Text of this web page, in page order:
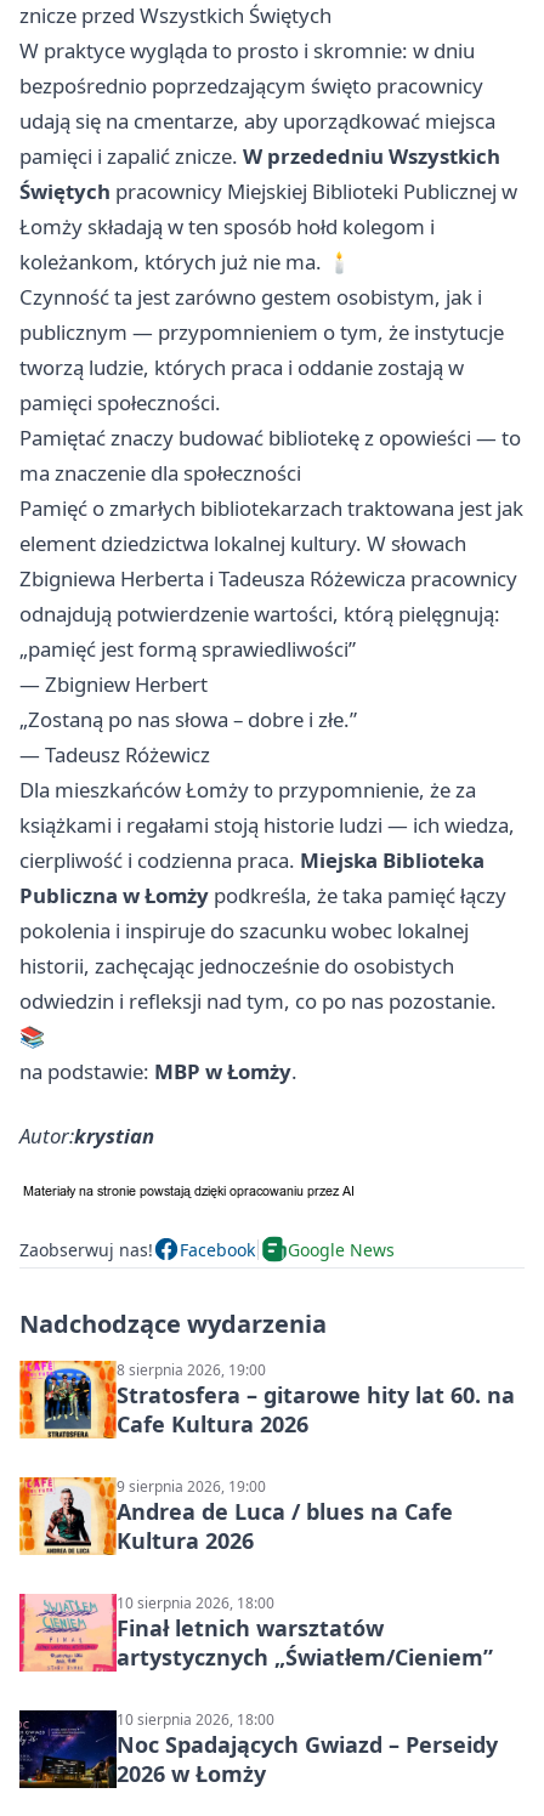
znicze przed Wszystkich Świętych
W praktyce wygląda to prosto i skromnie: w dniu
bezpośrednio poprzedzającym święto pracownicy
udają się na cmentarze, aby uporządkować miejsca
pamięci i zapalić znicze. W przededniu Wszystkich
Świętych pracownicy Miejskiej Biblioteki Publicznej w
Łomży składają w ten sposób hołd kolegom i
koleżankom, których już nie ma. 🕯️
Czynność ta jest zarówno gestem osobistym, jak i
publicznym — przypomnieniem o tym, że instytucje
tworzą ludzie, których praca i oddanie zostają w
pamięci społeczności.
Pamiętać znaczy budować bibliotekę z opowieści — to
ma znaczenie dla społeczności
Pamięć o zmarłych bibliotekarzach traktowana jest jak
element dziedzictwa lokalnej kultury. W słowach
Zbigniewa Herberta i Tadeusza Różewicza pracownicy
odnajdują potwierdzenie wartości, którą pielęgnują:
„pamięć jest formą sprawiedliwości”
— Zbigniew Herbert
„Zostaną po nas słowa – dobre i złe.”
— Tadeusz Różewicz
Dla mieszkańców Łomży to przypomnienie, że za
książkami i regałami stoją historie ludzi — ich wiedza,
cierpliwość i codzienna praca. Miejska Biblioteka
Publiczna w Łomży podkreśla, że taka pamięć łączy
pokolenia i inspiruje do szacunku wobec lokalnej
historii, zachęcając jednocześnie do osobistych
odwiedzin i refleksji nad tym, co po nas pozostanie.
📚
na podstawie: MBP w Łomży.
Autor:krystian
Zaobserwuj nas! Facebook Google News
Nadchodzące wydarzenia
8 sierpnia 2026, 19:00
Stratosfera – gitarowe hity lat 60. na
Cafe Kultura 2026
9 sierpnia 2026, 19:00
Andrea de Luca / blues na Cafe
Kultura 2026
10 sierpnia 2026, 18:00
Finał letnich warsztatów
artystycznych „Światłem/Cieniem”
10 sierpnia 2026, 18:00
Noc Spadających Gwiazd – Perseidy
2026 w Łomży